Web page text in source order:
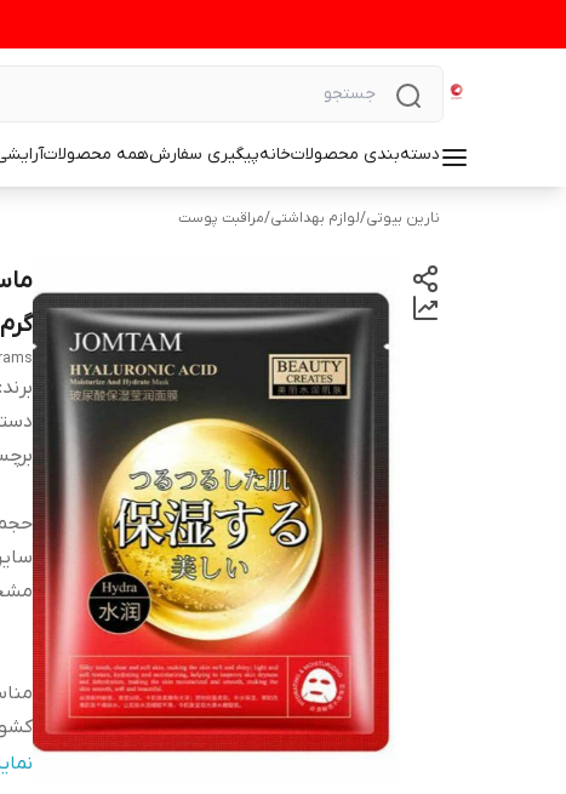
دسته‌بندی محصولاتخانهپیگیری سفارشهمه محصولات
نارین بیوتی/لوازم بهداشتی/مراقبت پوست
گرم
برند:
سایر